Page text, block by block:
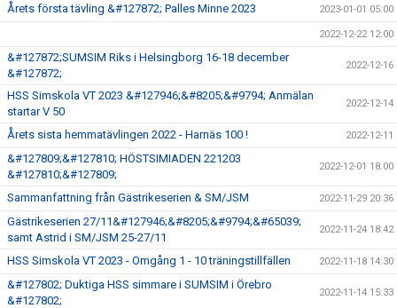
Årets första tävling &#127872; Palles Minne 2023 2023-01-01 05:00
2022-12-22 12:00
&#127872;SUMSIM Riks i Helsingborg 16-18 december
&#127872;
2022-12-16
HSS Simskola VT 2023 &#127946;&#8205;&#9794; Anmälan
startar V 50
2022-12-14
Årets sista hemmatävlingen 2022 - Harnäs 100 ! 2022-12-11
&#127809;&#127810; HÖSTSIMIADEN 221203
&#127810;&#127809;
2022-12-01 18:00
Sammanfattning från Gästrikeserien & SM/JSM 2022-11-29 20:36
Gästrikeserien 27/11&#127946;&#8205;&#9794;&#65039;
samt Astrid i SM/JSM 25-27/11
2022-11-24 18:42
HSS Simskola VT 2023 - Omgång 1 - 10 träningstillfällen 2022-11-18 14:30
&#127802; Duktiga HSS simmare i SUMSIM i Örebro
&#127802;
2022-11-14 15:33